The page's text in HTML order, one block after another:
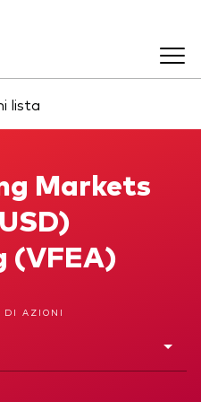
per categorie
lista
ETFMarkets
(VFEA)
DI AZIONI